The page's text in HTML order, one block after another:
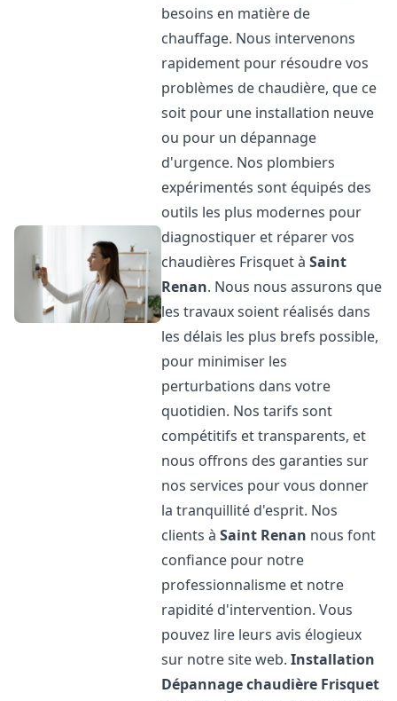
besoins en matière de
chauffage. Nous intervenons
rapidement pour résoudre vos
problèmes de chaudière, que ce
soit pour une installation neuve
ou pour un dépannage
d'urgence. Nos plombiers
expérimentés sont équipés des
outils les plus modernes pour
diagnostiquer et réparer vos
chaudières Frisquet àSaint
Renan. Nous nous assurons que
les travaux soient réalisés dans
les délais les plus brefs possible,
pour minimiser les
perturbations dans votre
quotidien. Nos tarifs sont
compétitifs et transparents, et
nous offrons des garanties sur
nos services pour vous donner
la tranquillité d'esprit. Nos
clients àSaint Renan nous font
confiance pour notre
professionnalisme et notre
rapidité d'intervention. Vous
pouvez lire leurs avis élogieux
sur notre site web.Installation
Dépannage chaudière Frisquet